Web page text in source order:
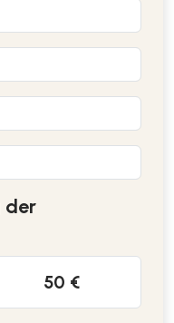
der
50 €